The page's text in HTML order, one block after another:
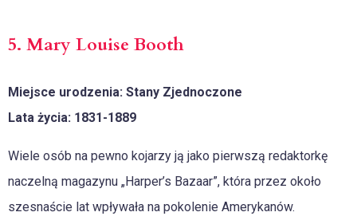
5. Mary Louise Booth
Miejsce urodzenia: Stany Zjednoczone
Lata życia: 1831-1889
Wiele osób na pewno kojarzy ją jako pierwszą redaktorkę
naczelną magazynu „Harper’s Bazaar”, która przez około
szesnaście lat wpływała na pokolenie Amerykanów.